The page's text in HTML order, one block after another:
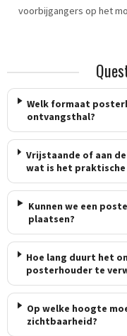
voorbijgangers op het
Welk formaat
ontvangsthal?
Vrijstaande of aan
wat is het praktische
Kunnen we een
plaatsen?
Hoe lang duurt het
posterhouder te
Op welke hoogte
zichtbaarheid?